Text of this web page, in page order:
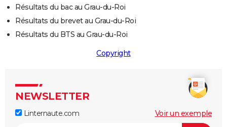
Résultats du bac au Grau-du-Roi
Résultats du brevet au Grau-du-Roi
Résultats du BTS au Grau-du-Roi
Copyright
NEWSLETTER
Linternaute.com Voir un exemple